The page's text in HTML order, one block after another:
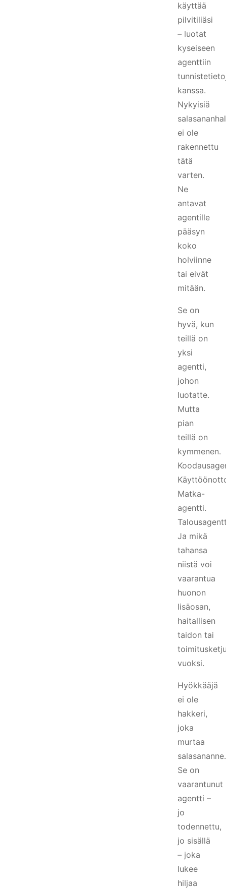
käyttää
pilvitiliäsi
– luotat
kyseiseen
agenttiin
kanssa.
Nykyisiä
ei ole
rakennettu
tätä
varten.
Ne
antavat
agentille
pääsyn
koko
holviinne
tai eivät
mitään.
Se on
hyvä, kun
teillä on
yksi
agentti,
johon
luotatte.
Mutta
pian
teillä on
kymmenen.
Matka-
agentti.
Ja mikä
tahansa
niistä voi
vaarantua
huonon
lisäosan,
haitallisen
taidon tai
vuoksi.
Hyökkääjä
ei ole
hakkeri,
joka
murtaa
salasananne.
Se on
vaarantunut
agentti –
jo
todennettu,
jo sisällä
– joka
lukee
hiljaa